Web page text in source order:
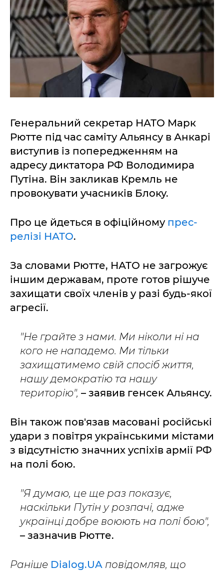
Генеральний секретар НАТО Марк
Рютте під час саміту Альянсу в Анкарі
виступив із попередженням на
адресу диктатора РФ Володимира
Путіна. Він закликав Кремль не
провокувати учасників Блоку.
Про це йдеться в офіційному прес-
релізі НАТО.
За словами Рютте, НАТО не загрожує
іншим державам, проте готов рішуче
захищати своїх членів у разі будь-якої
агресії.
"Не грайте з нами. Ми ніколи ні на
кого не нападемо. Ми тільки
захищатимемо свій спосіб життя,
нашу демократію та нашу
територію", – заявив генсек Альянсу.
Він також пов'язав масовані російські
удари з повітря українськими містами
з відсутністю значних успіхів армії РФ
на полі бою.
"Я думаю, це ще раз показує,
наскільки Путін у розпачі, адже
українці добре воюють на полі бою",
– зазначив Рютте.
Раніше Dialog.UA повідомляв, що